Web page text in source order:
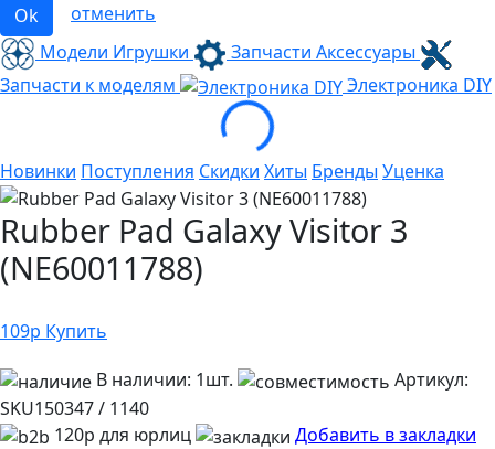
Ok
отменить
Модели Игрушки
Запчасти Аксессуары
Запчасти к моделям
Электроника DIY
Loading...
Новинки Поступления Скидки Хиты Бренды Уценка
Rubber Pad Galaxy Visitor 3
(NE60011788)
109р Купить
В наличии: 1шт.
Артикул:
SKU150347 / 1140
120р для юрлиц
Добавить в закладки